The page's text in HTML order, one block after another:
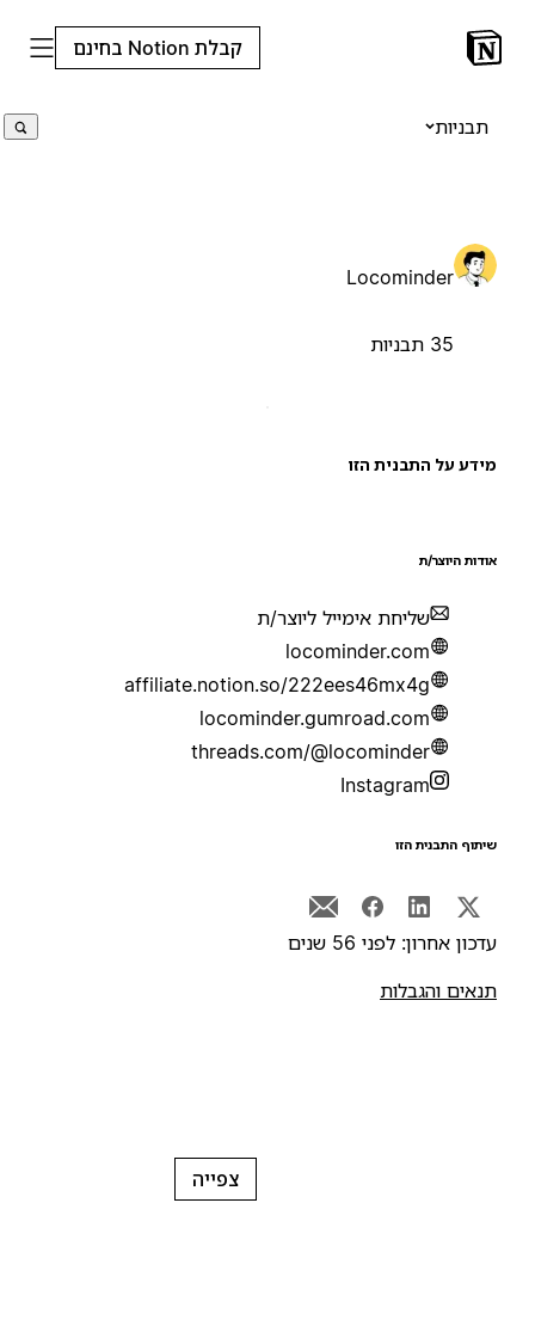
קבלת Notion בחינם
תבניות
Locominder
על התבנית הזו
היוצר/ת
שליחת אימייל ליוצר/ת
locominder.com
affiliate.notion.so/222ees46mx4g
locominder.gumroad.com
threads.com/@locominder
Instagram
התבנית הזו
אחרון: לפני 56 שנים
והגבלות
צפייה